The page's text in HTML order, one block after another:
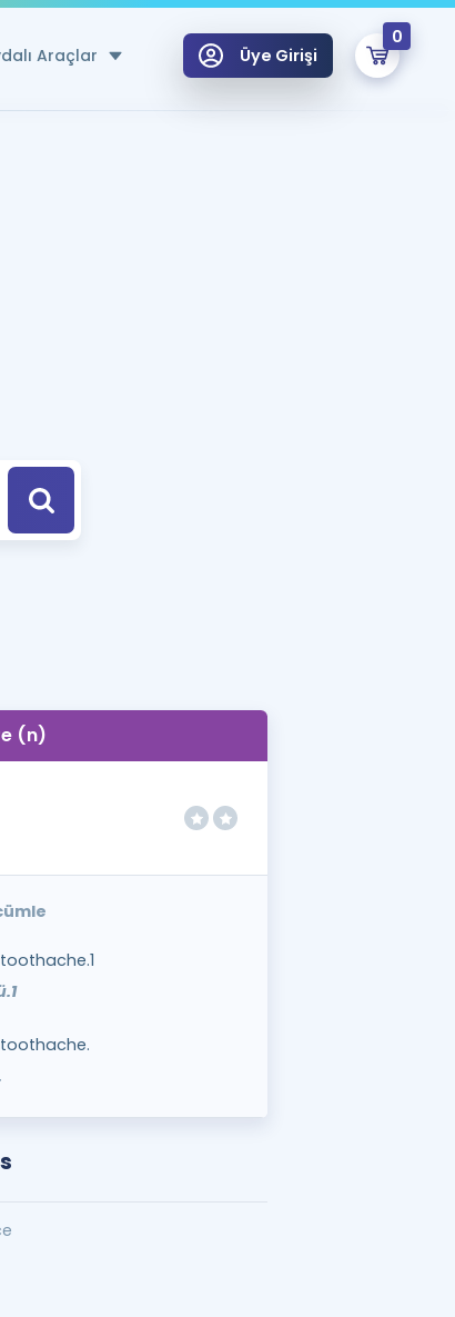
Araçlar
Aracı
için Öneriler
Takvimde
İlgili Haberler
Üye Girişi
0
(n)